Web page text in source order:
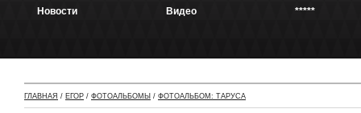
Новости
Видео
*****
ГЛАВНАЯ / ЕГОР / ФОТОАЛЬБОМЫ / ФОТОАЛЬБОМ: ТАРУСА